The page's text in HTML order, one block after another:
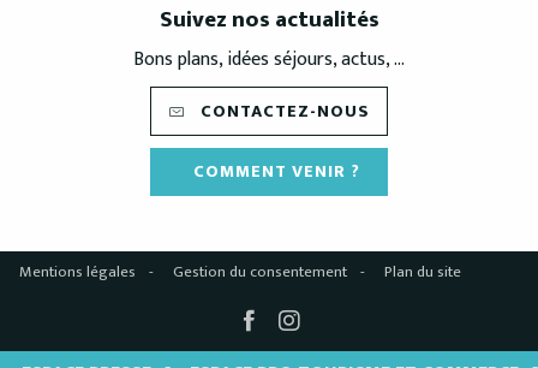
Suivez nos actualités
Bons plans, idées séjours, actus, ...
CONTACTEZ-NOUS
COMMENT VENIR ?
Mentions légales Gestion du consentement Plan du site